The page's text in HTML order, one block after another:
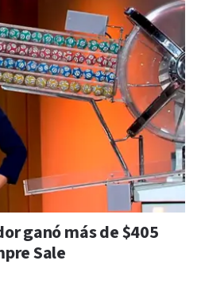
ganó más de $405
Sale